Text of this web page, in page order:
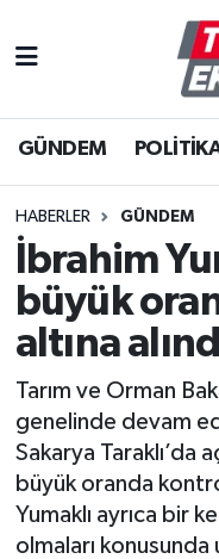
GÜNDEM
HABERLER GÜNDEM
İbrahim
büyük
altına
Tarım ve Orman
genelinde devam
Sakarya Taraklı’da
büyük oranda
Yumaklı ayrıca bir
olmaları konusunda
İstanbul
İstanbul Hava
İstanbul Namaz
İstanbul Trafik
Süper Lig Puan
Tüm Manşetler
Son Dakika
Haber Arşivi